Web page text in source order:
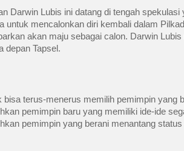
Darwin Lubis ini datang di tengah
untuk mencalonkan diri kembali dalam
akan maju sebagai calon. Darwin
depan Tapsel.
bisa terus-menerus memilih pemimpin yang
pemimpin baru yang memiliki ide-ide
pemimpin yang berani menantang